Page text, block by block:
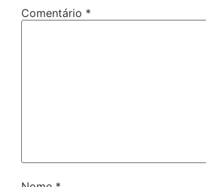
Comentário *